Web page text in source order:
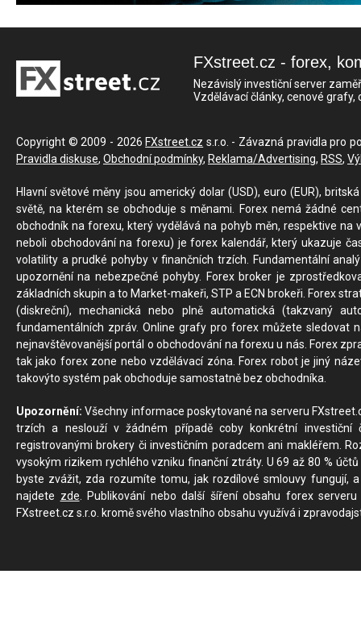
FXstreet.cz - forex,
Nezávislý investiční server
Vzdělávací články, cenové
Copyright © 2009 - 2026 FXstreet.cz s.r.o. - Závazná pravidla pro
Pravidla diskuse, Obchodní podmínky, Reklama/Advertising, RSS,
Hlavní světové měny jsou americký dolar (USD), euro (EUR),
světě, na kterém se obchoduje s měnami. Forex nemá žádné
obchodník na forexu, který vydělává na pohyb měn, respektive
neboli obchodování na forexu) je forex kalendář, který ukazuje
volatility a prudké pohyby v finančních trzích. Fundamentální
upozornění na nebezpečné pohyby. Forex broker je
základních skupin a to Market-makeři, STP a ECN brokeři. Forex
(diskreční), mechanická nebo plně automatická (takzvaný
fundamentálních zpráv. Online grafy pro forex můžete sledovat
nejnavštěvovanější portál o obchodování na forexu u nás. Forex
tak jako forex zone nebo vzdělávací zóna. Forex robot je jiný
takovýto systém pak obchoduje samostatně bez obchodníka.
Upozornění: Všechny informace poskytované na serveru
trzích a neslouží v žádném případě coby konkrétní investiční
registrovanými brokery či investičním poradcem ani makléřem.
vysokým rizikem rychlého vzniku finanční ztráty. U 69 až 80 %
byste zvážit, zda rozumíte tomu, jak rozdílové smlouvy fungují,
najdete zde. Publikování nebo další šíření obsahu forex
FXstreet.cz s.r.o. kromě svého vlastního obsahu využívá i